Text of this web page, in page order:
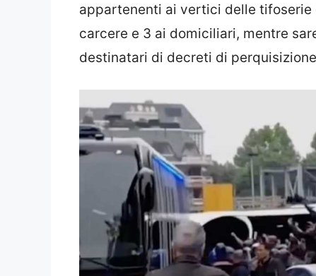
appartenenti ai vertici delle tifoserie
carcere e 3 ai domiciliari, mentre
destinatari di decreti di